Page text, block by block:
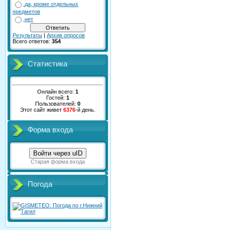
да, кроме отдельных
предметов
нет
Результаты | Архив опросов
Всего ответов: 354
Статистика
Онлайн всего: 1
Гостей: 1
Пользователей: 0
Этот сайт живет 6376-й день.
Форма входа
Войти через uID
Старая форма входа
Погода